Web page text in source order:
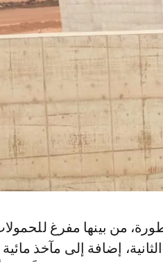
من بينها مفرغ
مكعب في الثانية، إضافة إلى مآخذ